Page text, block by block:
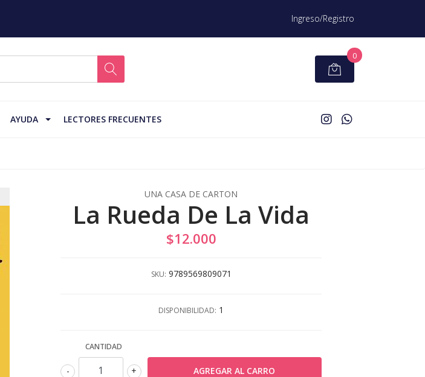
Ingreso/Registro
0
AYUDA LECTORES FRECUENTES
UNA CASA DE CARTON
La Rueda De La Vida
$12.000
SKU: 9789569809071
DISPONIBILIDAD: 1
CANTIDAD
+
-